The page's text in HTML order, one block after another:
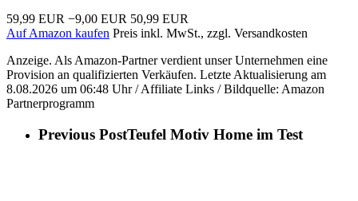
59,99 EUR −9,00 EUR 50,99 EUR
Auf Amazon kaufen Preis inkl. MwSt., zzgl. Versandkosten
Anzeige. Als Amazon-Partner verdient unser Unternehmen eine
Provision an qualifizierten Verkäufen. Letzte Aktualisierung am
8.08.2026 um 06:48 Uhr / Affiliate Links / Bildquelle: Amazon
Partnerprogramm
Previous PostTeufel Motiv Home im Test